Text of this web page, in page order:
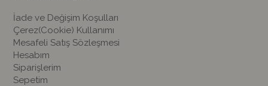
İade ve Değişim Koşulları
Çerez(Cookie) Kullanımı
Mesafeli Satış Sözleşmesi
Hesabım
Siparişlerim
Sepetim